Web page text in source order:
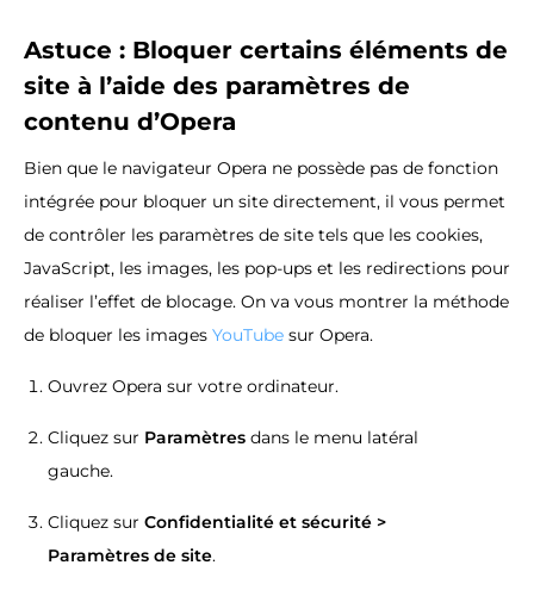
Astuce : Bloquer certains éléments de
site à l’aide des paramètres de
contenu d’Opera
Bien que le navigateur Opera ne possède pas de fonction
intégrée pour bloquer un site directement, il vous permet
de contrôler les paramètres de site tels que les cookies,
JavaScript, les images, les pop-ups et les redirections pour
réaliser l’effet de blocage. On va vous montrer la méthode
de bloquer les images YouTube sur Opera.
Ouvrez Opera sur votre ordinateur.
Cliquez sur Paramètres dans le menu latéral
gauche.
Cliquez sur Confidentialité et sécurité >
Paramètres de site.